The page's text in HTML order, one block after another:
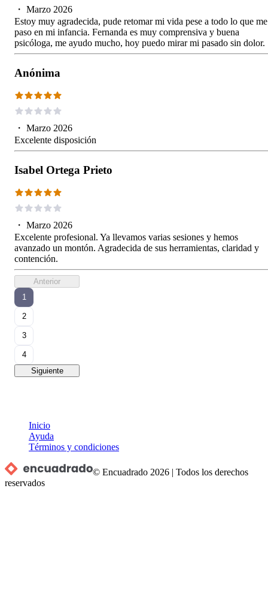
・ Marzo 2026
Estoy muy agradecida, pude retomar mi vida pese a todo lo que me
paso en mi infancia. Fernanda es muy comprensiva y buena
psicóloga, me ayudo mucho, hoy puedo mirar mi pasado sin dolor.
Anónima
・ Marzo 2026
Excelente disposición
Isabel Ortega Prieto
・ Marzo 2026
Excelente profesional. Ya llevamos varias sesiones y hemos
avanzado un montón. Agradecida de sus herramientas, claridad y
contención.
Anterior
1
2
3
4
Siguiente
Inicio
Ayuda
Términos y condiciones
© Encuadrado 2026 |Todos los derechos
reservados